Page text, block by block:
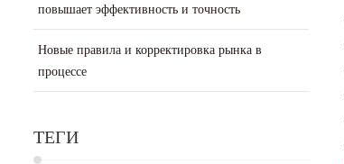
повышает эффективность и точность
Новые правила и корректировка рынка в
процессе
ТЕГИ